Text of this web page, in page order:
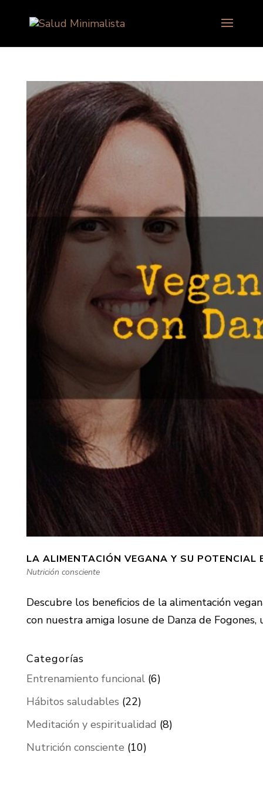
LA ALIMENTACIÓN VEGANA Y SU POTENCIAL
Nutrición consciente
Descubre los beneficios de la alimentación
con nuestra amiga Iosune de Danza de
Categorías
Entrenamiento funcional(6)
Hábitos saludables (22)
Meditación y espiritualidad (8)
Nutrición consciente (10)